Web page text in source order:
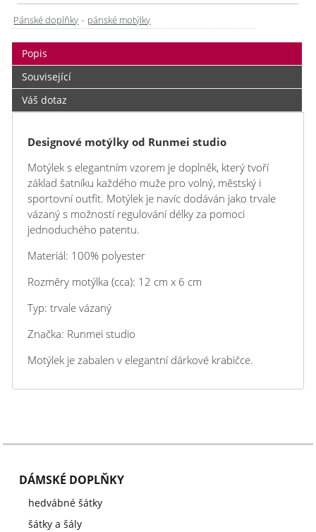
Pánské doplňky - pánské motýlky
Popis
Související
Váš dotaz
Designové motýlky od Runmei studio
Motýlek s elegantním vzorem je doplněk, který tvoří
základ šatníku každého muže pro volný, městský i
sportovní outfit. Motýlek je navíc dodáván jako trvale
vázaný s možností regulování délky za pomoci
jednoduchého patentu.
Materiál: 100% polyester
Rozměry motýlka (cca): 12 cm x 6 cm
Typ: trvale vázaný
Značka: Runmei studio
Motýlek je zabalen v elegantní dárkové krabičce.
DÁMSKÉ DOPLŇKY
hedvábné šátky
šátky a šály